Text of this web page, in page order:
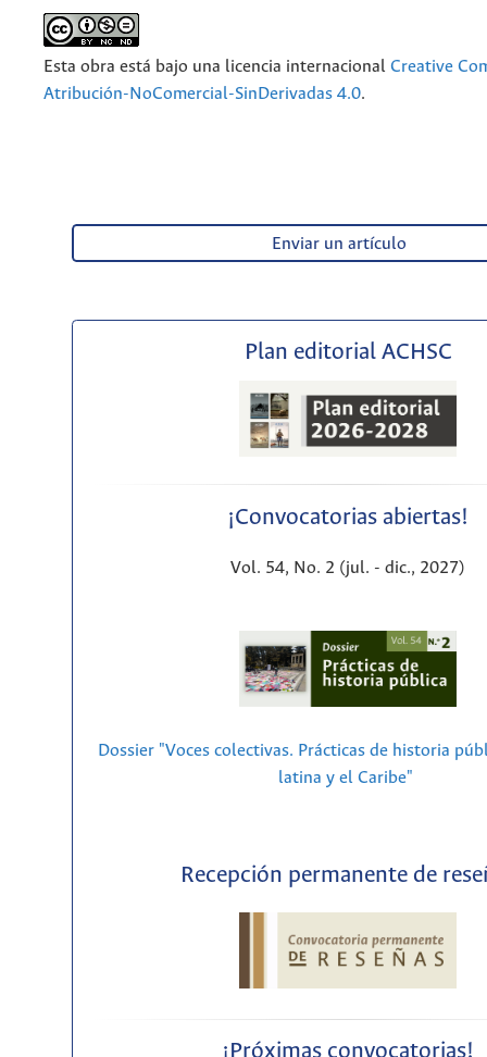
Esta obra está bajo una licencia internacional Creative
Atribución-NoComercial-SinDerivadas 4.0.
Enviar un artículo
Plan editorial ACHSC
¡Convocatorias abiertas!
Vol. 54, No. 2 (jul. - dic., 2027)
Dossier "Voces colectivas. Prácticas de historia
latina y el Caribe"
Recepción permanente de